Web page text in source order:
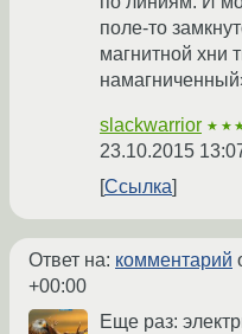
поле-то
магнитной хни
slackwarrior
23.10.2015
Ссылка
Ответ на: комментарий
+00:00
Еще раз: